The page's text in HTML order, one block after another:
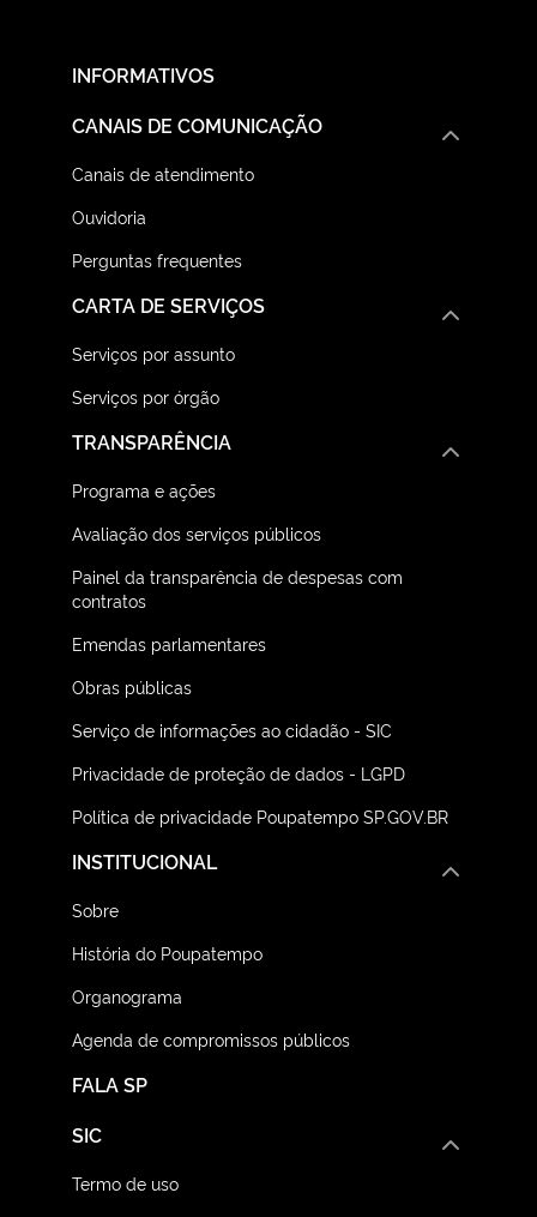
INFORMATIVOS
CANAIS DE COMUNICAÇÃO
Canais de atendimento
Ouvidoria
Perguntas frequentes
CARTA DE SERVIÇOS
Serviços por assunto
Serviços por órgão
TRANSPARÊNCIA
Programa e ações
Avaliação dos serviços públicos
Painel da transparência de despesas com
contratos
Emendas parlamentares
Obras públicas
Serviço de informações ao cidadão - SIC
Privacidade de proteção de dados - LGPD
Política de privacidade Poupatempo SP.GOV.BR
FALA SP
INSTITUCIONAL
Sobre
História do Poupatempo
Organograma
Agenda de compromissos públicos
SIC
Termo de uso